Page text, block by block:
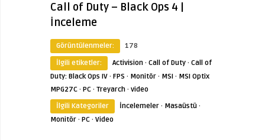
Call of Duty – Black Ops 4 |
İnceleme
Görüntülenmeler:
178
İlgili etiketler:
Activision · Call of Duty · Call of
Duty: Black Ops IV · FPS · Monitör · MSI · MSI Optix
MPG27C · PC · Treyarch · video
İlgili Kategoriler
İncelemeler · Masaüstü ·
Monitör · PC · Video